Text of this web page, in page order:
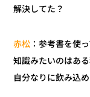
解決してた？
赤松 ：参考書を使
知識みたいのはあ
自分なりに飲み込